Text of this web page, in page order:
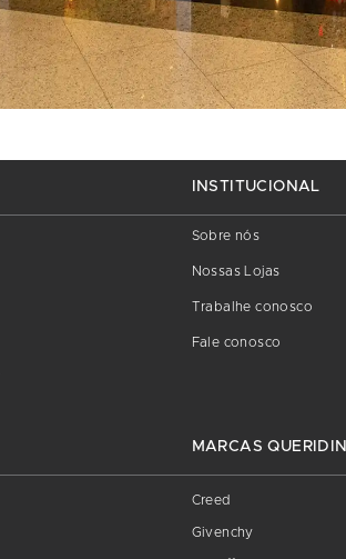
INSTITUCIONAL
Sobre nós
Nossas Lojas
Trabalhe conosco
Fale conosco
MARCAS
Creed
Givenchy